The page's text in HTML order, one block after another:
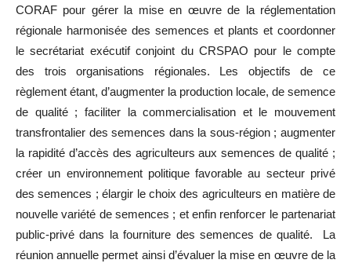
CORAF pour gérer la mise en œuvre de la réglementation
régionale harmonisée des semences et plants et coordonner
le secrétariat exécutif conjoint du CRSPAO pour le compte
des trois organisations régionales. Les objectifs de ce
règlement étant, d’augmenter la production locale, de semence
de qualité ; faciliter la commercialisation et le mouvement
transfrontalier des semences dans la sous-région ; augmenter
la rapidité d’accès des agriculteurs aux semences de qualité ;
créer un environnement politique favorable au secteur privé
des semences ; élargir le choix des agriculteurs en matière de
nouvelle variété de semences ; et enfin renforcer le partenariat
public-privé dans la fourniture des semences de qualité. La
réunion annuelle permet ainsi d’évaluer la mise en œuvre de la